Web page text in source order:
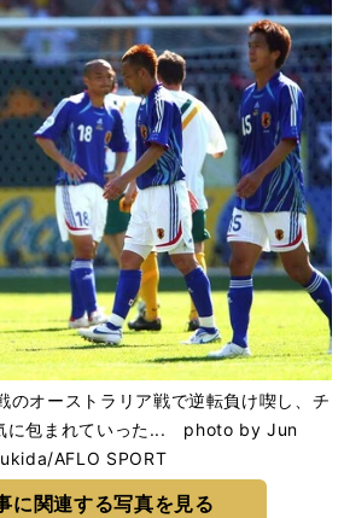
のオーストラリア戦で逆転負け喫し、チ
に包まれていった... photo by Jun
AFLO SPORT
に関連する写真を見る